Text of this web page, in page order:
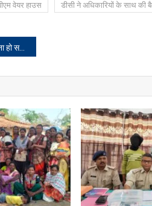
वेयर हाउस डीसी ने अधिकारियों के साथ की
क्या है खास